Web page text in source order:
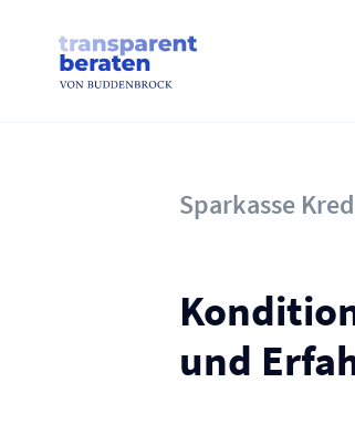
content
Sparkasse
und